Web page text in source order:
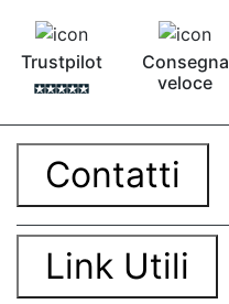
Trustpilot
Consegna
veloce
Contatti
Link Utili